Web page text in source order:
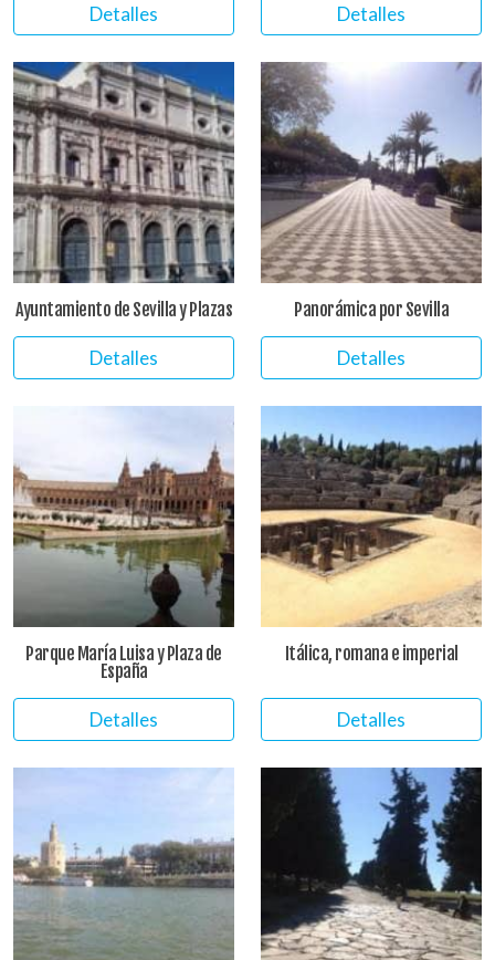
Detalles Detalles
Ayuntamiento de Sevilla y Plazas
Detalles
Panorámica por Sevilla
Detalles
Parque María Luisa y Plaza de
España
Detalles
Itálica, romana e imperial
Detalles